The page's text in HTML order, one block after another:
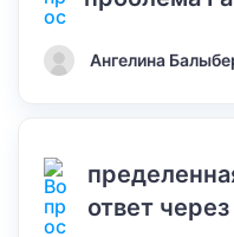
Ангелина
ответ